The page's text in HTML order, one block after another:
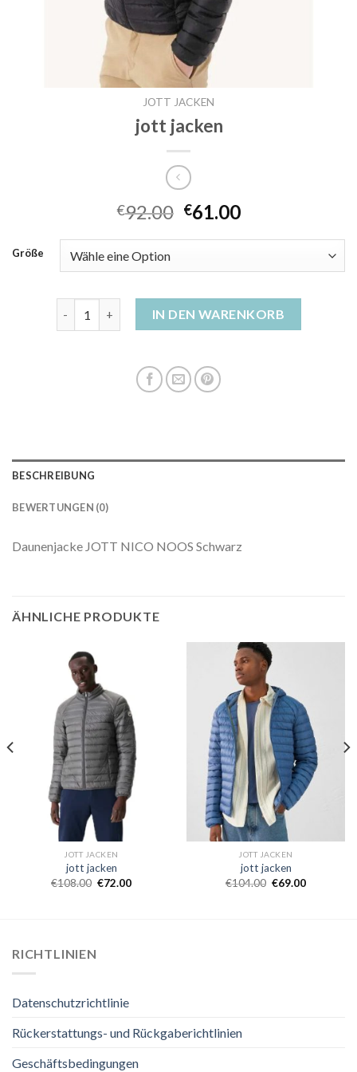
JOTT JACKEN
jott jacken
€92.00 €61.00
Größe
jott jacken MengeIN DEN WARENKORB
BESCHREIBUNG
BEWERTUNGEN (0)
Daunenjacke JOTT NICO NOOS Schwarz
ÄHNLICHE PRODUKTE
JOTT JACKEN
jott jacken
€108.00 €72.00
JOTT JACKEN
jott jacken
€104.00 €69.00
RICHTLINIEN
Datenschutzrichtlinie
Rückerstattungs- und Rückgaberichtlinien
Geschäftsbedingungen